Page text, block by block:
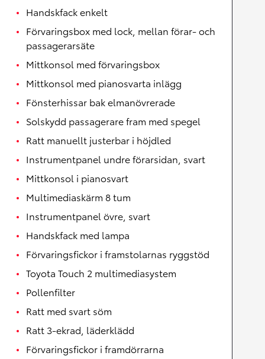
Handskfack enkelt
Förvaringsbox med lock, mellan förar- och
passagerarsäte
Mittkonsol med förvaringsbox
Mittkonsol med pianosvarta inlägg
Fönsterhissar bak elmanövrerade
Solskydd passagerare fram med spegel
Ratt manuellt justerbar i höjdled
Instrumentpanel undre förarsidan, svart
Mittkonsol i pianosvart
Multimediaskärm 8 tum
Instrumentpanel övre, svart
Handskfack med lampa
Förvaringsfickor i framstolarnas ryggstöd
Toyota Touch 2 multimediasystem
Pollenfilter
Ratt med svart söm
Ratt 3-ekrad, läderklädd
Förvaringsfickor i framdörrarna